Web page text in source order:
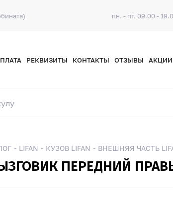
пн. - пт. 09.00 -
РЕКВИЗИТЫ КОНТАКТЫ ОТЗЫВЫ АКЦИИ
LIFAN КУЗОВ LIFAN ВНЕШНЯЯ ЧАСТЬ
ПЕРЕДНИЙ